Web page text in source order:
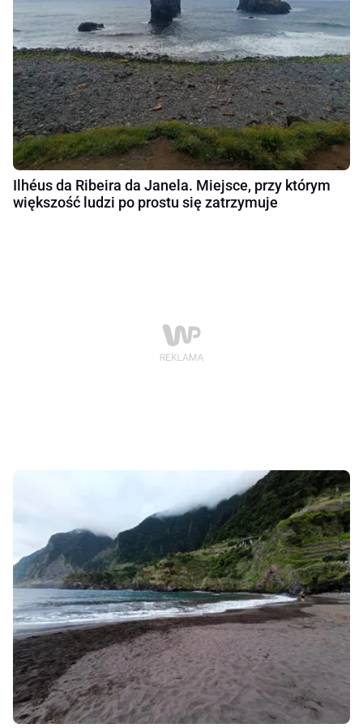
Ilhéus da Ribeira da Janela. Miejsce, przy którym
większość ludzi po prostu się zatrzymuje